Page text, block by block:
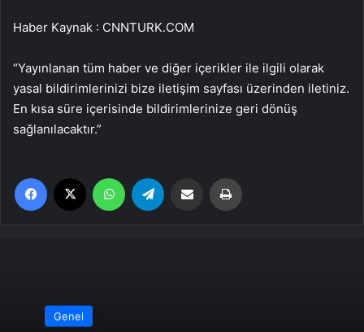
Haber Kaynak : CNNTURK.COM
“Yayınlanan tüm haber ve diğer içerikler ile ilgili olarak
yasal bildirimlerinizi bize iletişim sayfası üzerinden iletiniz.
En kısa süre içerisinde bildirimlerinize geri dönüş
sağlanılacaktır.”
Facebook WhatsApp Email'den paylaş
Genel